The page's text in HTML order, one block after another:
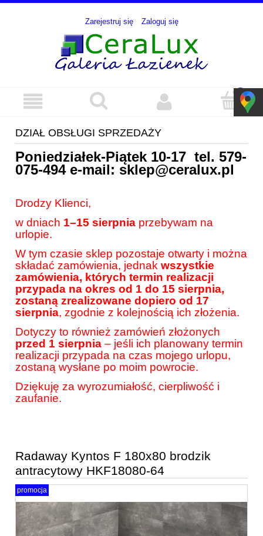
Zarejestruj się Zaloguj się
DZIAŁ OBSŁUGI SPRZEDAŻY
Poniedziałek-Piątek 10-17 tel. 579-
075-494e-mail: sklep@ceralux.pl
Drodzy Klienci,
w dniach 1–15 sierpnia przebywam na
urlopie.
W tym czasie sklep pozostaje otwarty i można
składać zamówienia, jednak wszystkie
zamówienia, których termin realizacji
przypada na okres od 1 do 15 sierpnia,
zostaną zrealizowane dopiero od 17
sierpnia, zgodnie z kolejnością ich złożenia.
Dotyczy to również zamówień złożonych
przed 1 sierpnia – jeśli ich planowany termin
realizacji przypada na czas mojego urlopu,
zostaną wysłane po moim powrocie.
Dziękuję za wyrozumiałość, cierpliwość i
zaufanie.
Radaway Kyntos F 180x80 brodzik
antracytowy HKF18080-64
promocja